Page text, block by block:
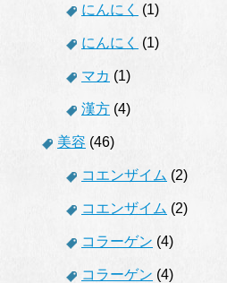
にんにく (1)
にんにく (1)
マカ (1)
漢方 (4)
美容 (46)
コエンザイム (2)
コエンザイム (2)
コラーゲン (4)
コラーゲン (4)